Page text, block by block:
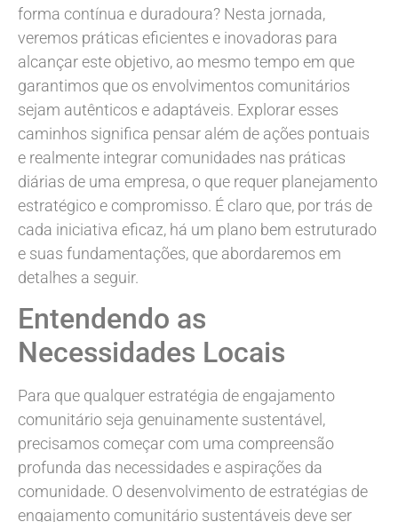
forma contínua e duradoura? Nesta jornada,
veremos práticas eficientes e inovadoras para
alcançar este objetivo, ao mesmo tempo em que
garantimos que os envolvimentos comunitários
sejam autênticos e adaptáveis. Explorar esses
caminhos significa pensar além de ações pontuais
e realmente integrar comunidades nas práticas
diárias de uma empresa, o que requer planejamento
estratégico e compromisso. É claro que, por trás de
cada iniciativa eficaz, há um plano bem estruturado
e suas fundamentações, que abordaremos em
detalhes a seguir.
Entendendo as
Necessidades Locais
Para que qualquer estratégia de engajamento
comunitário seja genuinamente sustentável,
precisamos começar com uma compreensão
profunda das necessidades e aspirações da
comunidade. O desenvolvimento de estratégias de
engajamento comunitário sustentáveis deve ser